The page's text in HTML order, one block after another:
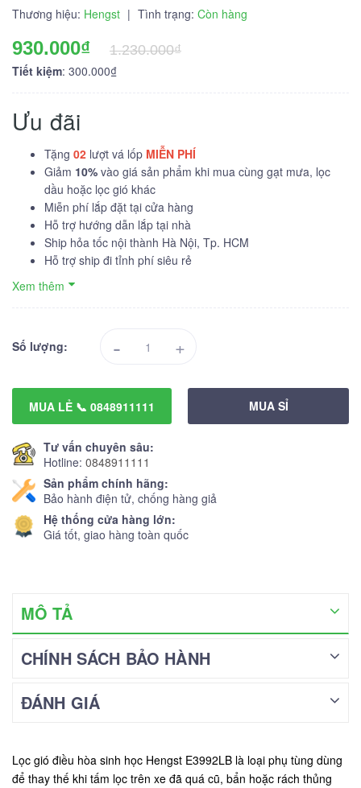
Thương hiệu: Hengst | Tình trạng: Còn hàng
930.000₫
1.230.000₫
Tiết kiệm: 300.000₫
Ưu đãi
Tặng 02 lượt vá lốp MIỄN PHÍ
Giảm 10% vào giá sản phẩm khi mua cùng gạt mưa, lọc
dầu hoặc lọc gió khác
Miễn phí lắp đặt tại cửa hàng
Hỗ trợ hướng dẫn lắp tại nhà
Ship hỏa tốc nội thành Hà Nội, Tp. HCM
Hỗ trợ ship đi tỉnh phí siêu rẻ
Xem thêm
Số lượng: - +
MUA LẺ 📞 0848911111 MUA SỈ
Tư vấn chuyên sâu:
Hotline: 0848911111
Sản phẩm chính hãng:
Bảo hành điện tử, chống hàng giả
Hệ thống cửa hàng lớn:
Giá tốt, giao hàng toàn quốc
MÔ TẢ
CHÍNH SÁCH BẢO HÀNH
ĐÁNH GIÁ
Lọc gió điều hòa sinh học Hengst E3992LB là loại phụ tùng dùng
để thay thế khi tấm lọc trên xe đã quá cũ, bẩn hoặc rách thủng